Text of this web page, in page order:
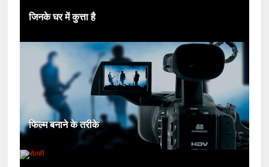
जिनके घर में कुत्ता है
फिल्म बनाने के तरीके